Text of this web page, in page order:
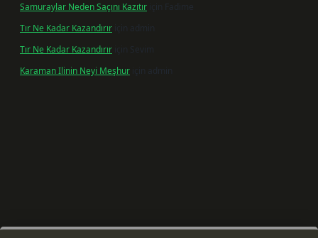
Samuraylar Neden Saçını Kazıtır için
Fadime
Tır Ne Kadar Kazandırır için
admin
Tır Ne Kadar Kazandırır için Sevim
Karaman Ilinin Neyi Meşhur için admin